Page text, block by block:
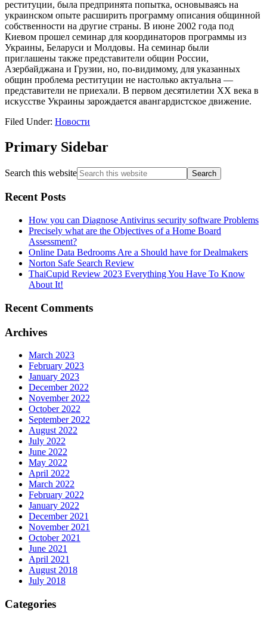
реституции, была предпринята попытка, основываясь на
украинском опыте расширить программу описания общинной
собственности на другие страны. В июне 2002 года под
Киевом прошел семинар для координаторов программы из
Украины, Беларуси и Молдовы. На семинар были
приглашены также представители общин России,
Азербайджана и Грузии, но, по-видимому, для указанных
общин проблема реституции не настолько актуальна —
представители не приехали. В первом десятилетии ХХ века в
искусстве Украины зарождается авангардистское движение.
Filed Under: Новости
Primary Sidebar
Search this website
Recent Posts
How you can Diagnose Antivirus security software Problems
Precisely what are the Objectives of a Home Board
Assessment?
Online Data Bedrooms Are a Should have for Dealmakers
Norton Safe Search Review
ThaiCupid Review 2023 Everything You Have To Know
About It!
Recent Comments
Archives
March 2023
February 2023
January 2023
December 2022
November 2022
October 2022
September 2022
August 2022
July 2022
June 2022
May 2022
April 2022
March 2022
February 2022
January 2022
December 2021
November 2021
October 2021
June 2021
April 2021
August 2018
July 2018
Categories